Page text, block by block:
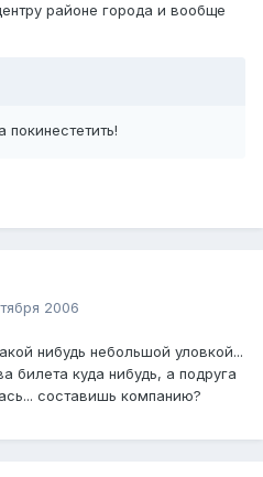
районе города и вообще
2006
нибудь небольшой уловкой...
билета куда нибудь, а подруга
составишь компанию?